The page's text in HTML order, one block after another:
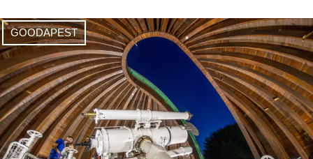
GOODAPEST